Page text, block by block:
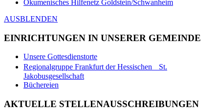
Ökumenisches Hilfenetz Goldstein/Schwanheim
AUSBLENDEN
EINRICHTUNGEN IN UNSERER GEMEINDE
Unsere Gottesdienstorte
Regionalgruppe Frankfurt der Hessischen St.
Jakobusgesellschaft
Büchereien
AKTUELLE STELLENAUSSCHREIBUNGEN